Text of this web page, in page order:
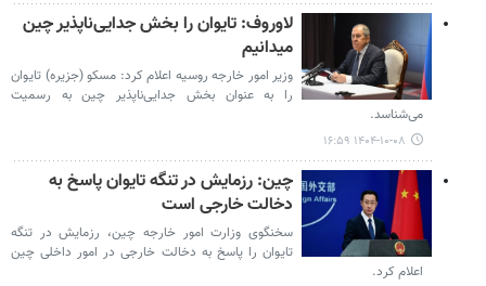
لاوروف: تایوان را بخش جدایی‌ناپذیر چین
می‎دانیم
وزیر امور خارجه روسیه اعلام کرد: مسکو (جزیره) تایوان
را به عنوان بخش جدایی‌ناپذیر چین به رسمیت
می‌شناسد.
۱۴۰۴-۱۰-۰۸ ۱۶:۵۹
چین: رزمایش در تنگه تایوان پاسخ به
دخالت خارجی است
سخنگوی وزارت امور خارجه چین، رزمایش در تنگه
تایوان را پاسخ به دخالت خارجی در امور داخلی چین
اعلام کرد.